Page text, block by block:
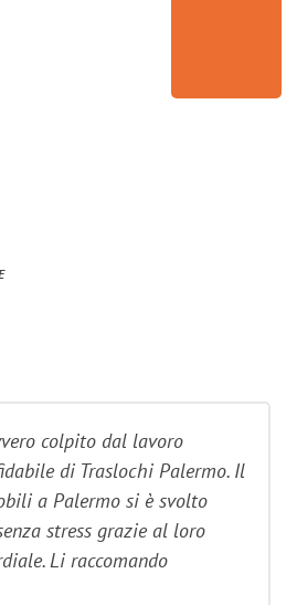
colpito dal lavoro
di Traslochi Palermo. Il
a Palermo si è svolto
stress grazie al loro
Li raccomando